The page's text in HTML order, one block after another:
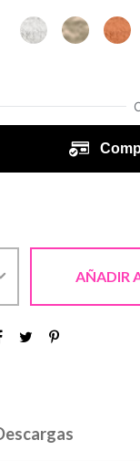
AÑADIR